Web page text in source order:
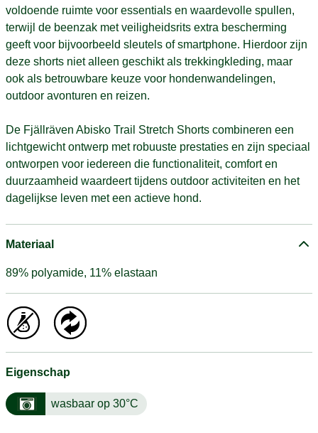
voldoende ruimte voor essentials en waardevolle spullen,
terwijl de beenzak met veiligheidsrits extra bescherming
geeft voor bijvoorbeeld sleutels of smartphone. Hierdoor zijn
deze shorts niet alleen geschikt als trekkingkleding, maar
ook als betrouwbare keuze voor hondenwandelingen,
outdoor avonturen en reizen.
De Fjällräven Abisko Trail Stretch Shorts combineren een
lichtgewicht ontwerp met robuuste prestaties en zijn speciaal
ontworpen voor iedereen die functionaliteit, comfort en
duurzaamheid waardeert tijdens outdoor activiteiten en het
dagelijkse leven met een actieve hond.
Materiaal
89% polyamide, 11% elastaan
Eigenschap
wasbaar op 30°C